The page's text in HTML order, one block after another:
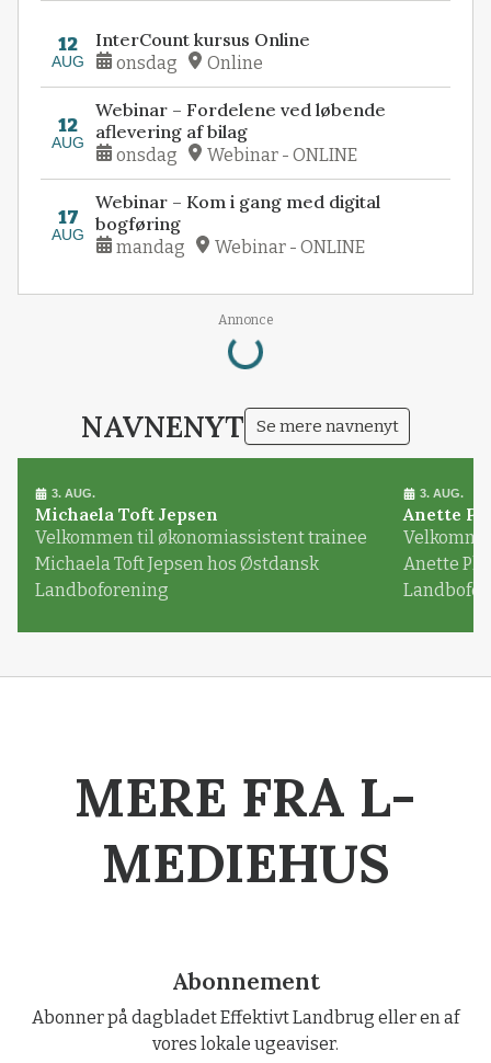
12
AUG
InterCount kursus Online
onsdag Online
12
AUG
Webinar – Fordelene ved løbende
aflevering af bilag
onsdag Webinar - ONLINE
17
AUG
Webinar – Kom i gang med digital
bogføring
mandag Webinar - ONLINE
Annonce
Loading...
NAVNENYT Se mere navnenyt
3. AUG.
Michaela Toft Jepsen
Velkommen til økonomiassistent trainee
Michaela Toft Jepsen hos Østdansk
Landboforening
3. AUG.
Anette
Anette
MERE FRA L-
MEDIEHUS
Abonnement
Abonner på dagbladet Effektivt Landbrug eller en af
vores lokale ugeaviser.